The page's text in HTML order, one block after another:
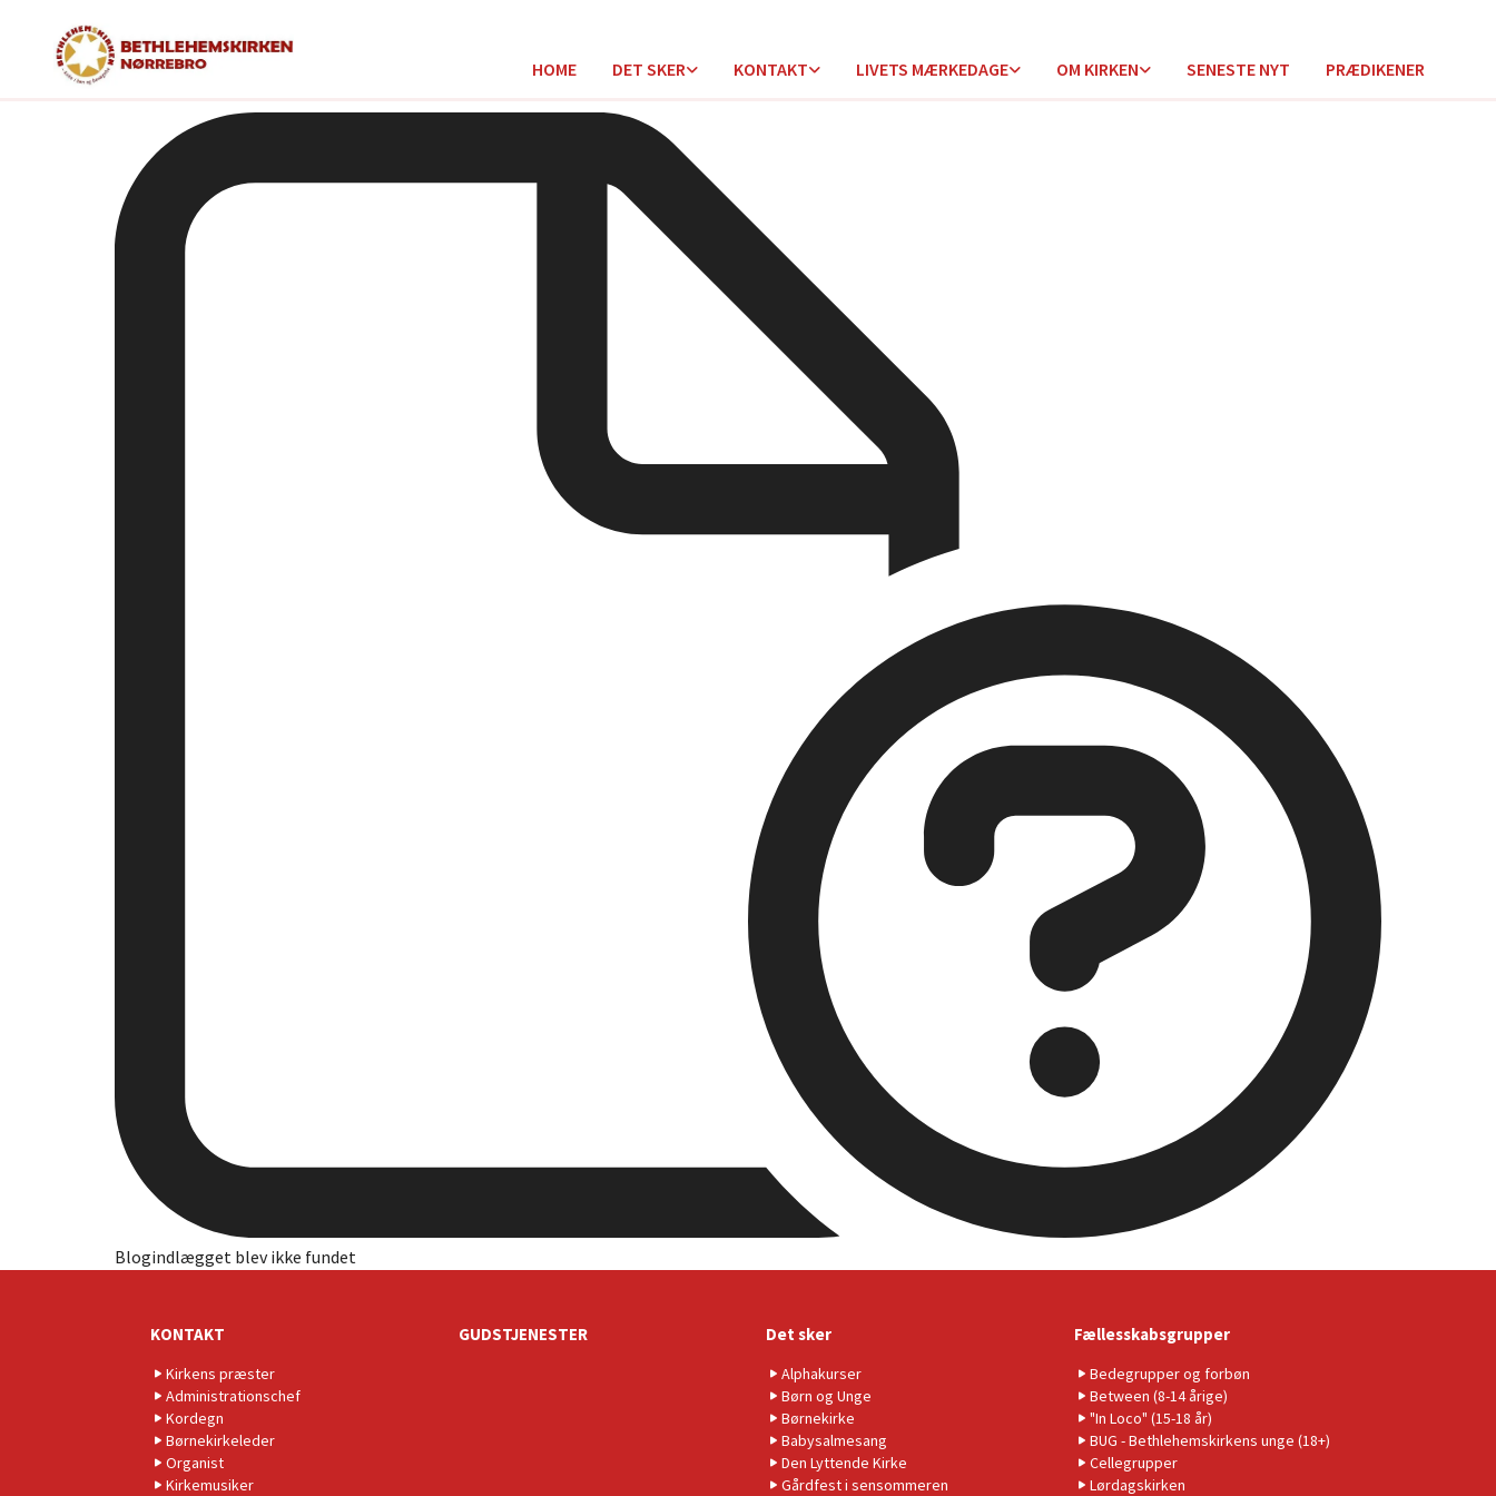
HOME DET SKER KONTAKT LIVETS MÆRKEDAGE OM KIRKEN SENESTE NYT PRÆDIKENER
Blogindlægget blev ikke fundet
KONTAKT
Kirkens præster
Administrationschef
Kordegn
Børnekirkeleder
Organist
Kirkemusiker
GUDSTJENESTER Det sker
Alphakurser
Børn og Unge
Børnekirke
Babysalmesang
Den Lyttende Kirke
Gårdfest i sensommeren
Fællesskabsgrupper
Bedegrupper og forbøn
Between (8-14 årige)
"In Loco" (15-18 år)
BUG - Bethlehemskirkens unge (18+)
Cellegrupper
Lørdagskirken